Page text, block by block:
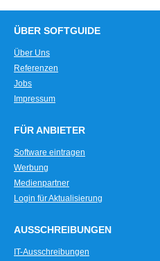
ÜBER SOFTGUIDE
Über Uns
Referenzen
Jobs
Impressum
FÜR ANBIETER
Software eintragen
Werbung
Medienpartner
Login für Aktualisierung
AUSSCHREIBUNGEN
IT-Ausschreibungen